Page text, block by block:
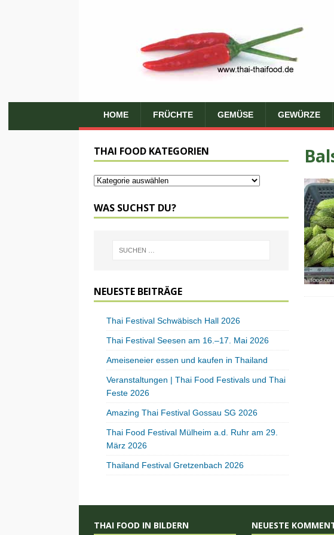
HOME FRÜCHTE GEMÜSE GEWÜRZE
THAI FOOD KATEGORIEN
WAS SUCHST DU?
NEUESTE BEITRÄGE
Thai Festival Schwäbisch Hall 2026
Thai Festival Seesen am 16.–17. Mai 2026
Ameiseneier essen und kaufen in Thailand
Veranstaltungen | Thai Food Festivals und Thai
Feste 2026
Amazing Thai Festival Gossau SG 2026
Thai Food Festival Mülheim a.d. Ruhr am 29.
März 2026
Thailand Festival Gretzenbach 2026
THAI FOOD IN BILDERN NEUESTE